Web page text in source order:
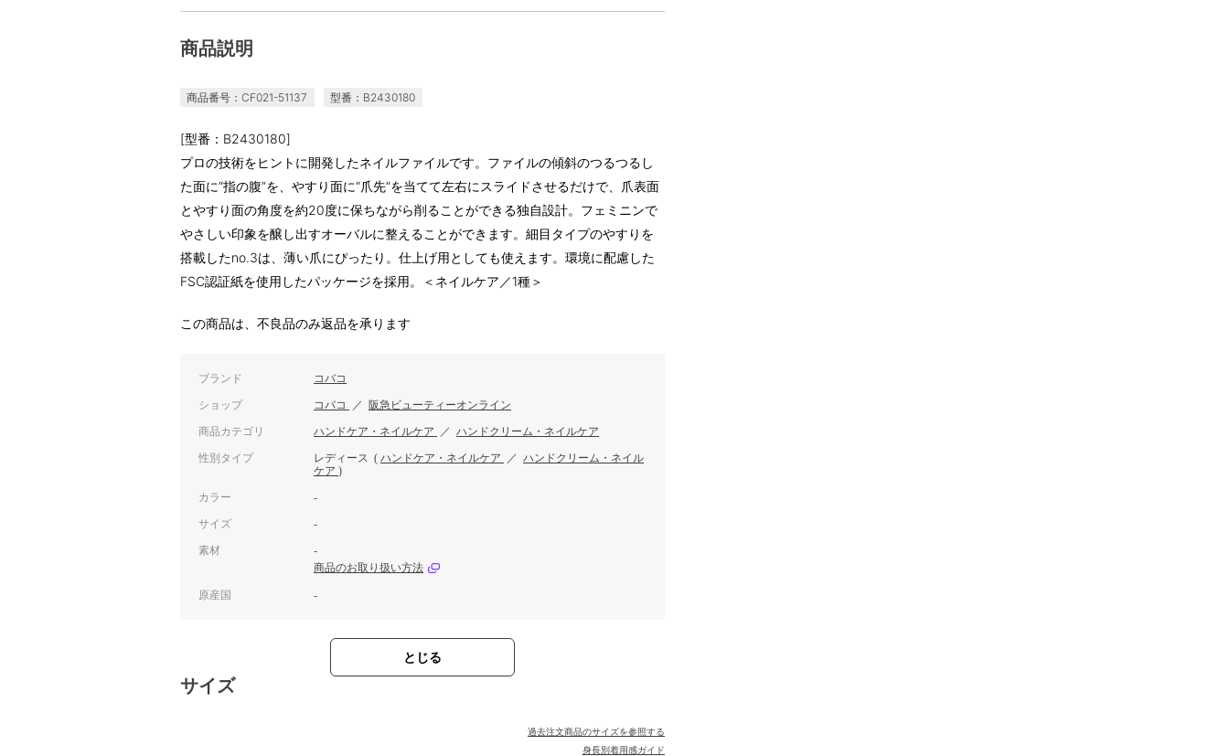
商品説明
商品番号：CF021-51137 型番：B2430180
[型番：B2430180]
プロの技術をヒントに開発したネイルファイルです。ファイルの傾斜のつるつるし
た面に“指の腹”を、やすり面に“爪先”を当てて左右にスライドさせるだけで、爪表面
とやすり面の角度を約20度に保ちながら削ることができる独自設計。フェミニンで
やさしい印象を醸し出すオーバルに整えることができます。細目タイプのやすりを
搭載したno.3は、薄い爪にぴったり。仕上げ用としても使えます。環境に配慮した
FSC認証紙を使用したパッケージを採用。＜ネイルケア／1種＞
この商品は、不良品のみ返品を承ります
ブランド コバコ
ショップ コバコ ／ 阪急ビューティーオンライン
商品カテゴリ ハンドケア・ネイルケア ／ ハンドクリーム・ネイルケア
性別タイプ レディース ( ハンドケア・ネイルケア ／ ハンドクリーム・ネイル
ケア )
カラー -
サイズ -
素材
-
商品のお取り扱い方法
原産国 -
とじる
サイズ
過去注文商品のサイズを参照する
身長別着用感ガイド